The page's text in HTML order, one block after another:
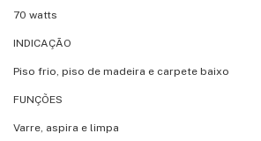
70 watts
INDICAÇÃO
Piso frio, piso de madeira e carpete baixo
FUNÇÕES
Varre, aspira e limpa